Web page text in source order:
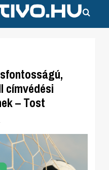
címvédési
– Tost